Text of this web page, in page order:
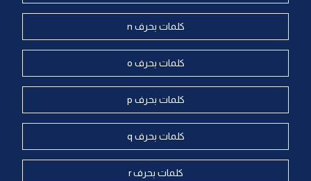
كلمات بحرف n
كلمات بحرف o
كلمات بحرف p
كلمات بحرف q
كلمات بحرف r